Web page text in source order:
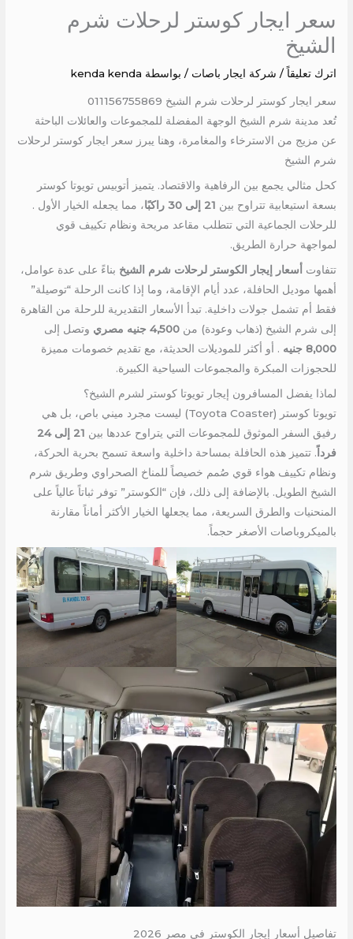
سعر ايجار كوستر لرحلات شرم
الشيخ
اترك تعليقاً / شركة ايجار باصات / بواسطة kenda kenda
سعر ايجار كوستر لرحلات شرم الشيخ 011156755869
تُعد مدينة شرم الشيخ الوجهة المفضلة للمجموعات والعائلات الباحثة
عن مزيج من الاسترخاء والمغامرة، وهنا يبرز سعر ايجار كوستر لرحلات
شرم الشيخ
كحل مثالي يجمع بين الرفاهية والاقتصاد. يتميز أتوبيس تويوتا كوستر
بسعة استيعابية تتراوح بين 21 إلى 30 راكبًا
، مما يجعله الخيار الأول .
للرحلات الجماعية التي تتطلب مقاعد مريحة ونظام تكييف قوي
لمواجهة حرارة الطريق.
تتفاوت
أسعار إيجار الكوستر لرحلات شرم الشيخ بناءً على عدة عوامل،
أهمها موديل الحافلة، عدد أيام الإقامة، وما إذا كانت الرحلة “توصيلة”
فقط أم تشمل جولات داخلية. تبدأ الأسعار التقديرية للرحلة من القاهرة
إلى شرم الشيخ (ذهاب وعودة) من4,500 جنيه مصري
وتصل إلى
8,000 جنيه
. أو أكثر للموديلات الحديثة، مع تقديم خصومات مميزة
للحجوزات المبكرة والمجموعات السياحية الكبيرة.
لماذا يفضل المسافرون إيجار تويوتا كوستر لشرم الشيخ؟
تويوتا كوستر (Toyota Coaster) ليست مجرد ميني باص، بل هي
رفيق السفر الموثوق للمجموعات التي يتراوح عددها بين
21 إلى 24
فرداً . تتميز هذه الحافلة بمساحة داخلية واسعة تسمح بحرية الحركة،
ونظام تكييف هواء قوي صُمم خصيصاً للمناخ الصحراوي وطريق شرم
الشيخ الطويل. بالإضافة إلى ذلك، فإن “الكوستر” توفر ثباتاً عالياً على
المنحنيات والطرق السريعة، مما يجعلها الخيار الأكثر أماناً مقارنة
بالميكروباصات الأصغر حجماً.
تفاصيل أسعار إيجار الكوستر في مصر 2026